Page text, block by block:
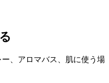
、アロマバス、肌に使う場